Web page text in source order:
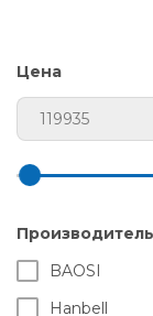
Цена
Производитель
BAOSI
Hanbell